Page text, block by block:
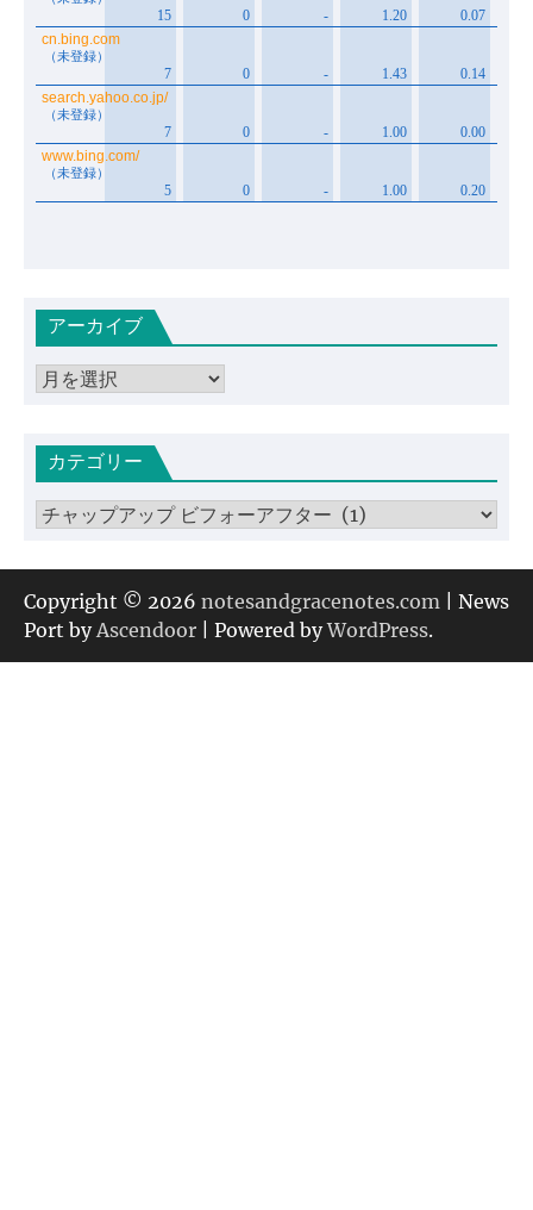
アーカイブ
ア
イカテゴリー
カ
ゴ
リ
ー
Copyright © 2026 notesandgracenotes.com | News
Port by Ascendoor | Powered byWordPress.